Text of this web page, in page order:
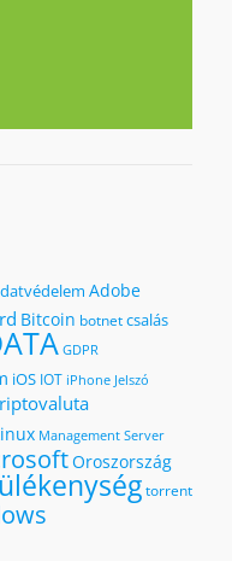
Adobe
Bitcoin botnetcsalás
GDPR
iOS IOT iPhone Jelszó
Management Server
Oroszország
torrent